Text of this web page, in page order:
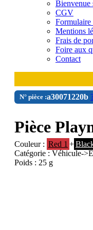
Bienvenue
CGV
Formulaire
Mentions
Frais de
Foire aux
Contact
N° pièce :a30071220b
Pièce
Couleur : Red 1 +
Catégorie : Véhicule-
Poids : 25 g